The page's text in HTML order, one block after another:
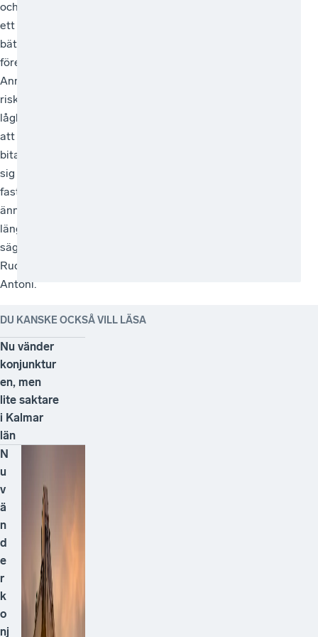
och
ett
bättre
företagsklimat.
Annars
riskerar
lågkonjunkturen
att
bita
sig
fast
ännu
längre,
säger
Rudolf
Antoni.
DU KANSKE OCKSÅ VILL LÄSA
Nu vänder
konjunktur
en, men
lite saktare
i Kalmar
län
N
u
v
ä
n
d
e
r
k
o
nj